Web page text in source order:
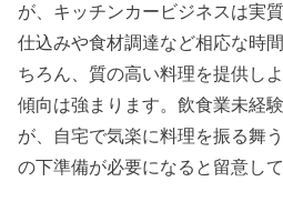
が、キッチンカービジネスは実
仕込みや食材調達など相応な時
ちろん、質の高い料理を提供し
傾向は強まります。飲食業未経
が、自宅で気楽に料理を振る舞
の下準備が必要になると留意し